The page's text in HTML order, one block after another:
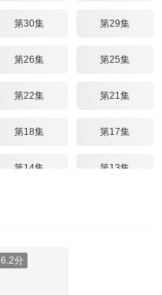
第30集 第29集
第26集 第25集
第22集 第21集
第18集 第17集
第14集 第13集
6.2分